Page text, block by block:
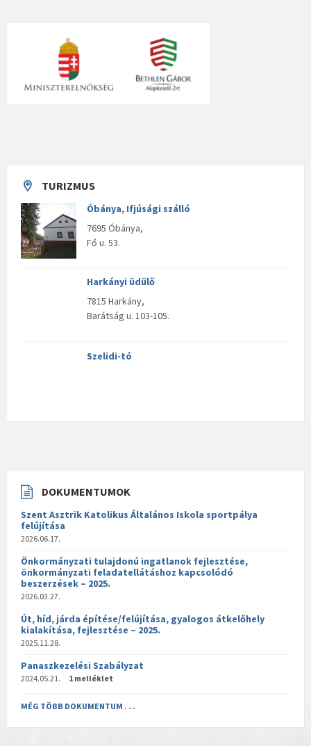
TURIZMUS
Óbánya, Ifjúsági szálló
7695 Óbánya,
Fő u. 53.
Harkányi üdülő
7815 Harkány,
Barátság u. 103-105.
Szelidi-tó
DOKUMENTUMOK
Szent Asztrik Katolikus Általános Iskola sportpálya
felújítása
2026.06.17.
Önkormányzati tulajdonú ingatlanok fejlesztése,
önkormányzati feladatellátáshoz kapcsolódó
beszerzések – 2025.
2026.03.27.
Út, híd, járda építése/felújítása, gyalogos átkelőhely
kialakítása, fejlesztése – 2025.
2025.11.28.
Panaszkezelési Szabályzat
2024.05.21. 1 melléklet
MÉG TÖBB DOKUMENTUM . . .